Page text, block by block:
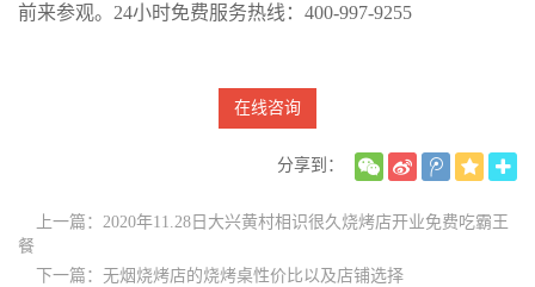
前来参观。24小时免费服务热线：400-997-9255
在线咨询
分享到：
上一篇：2020年11.28日大兴黄村相识很久烧烤店开业免费吃霸王
餐
下一篇：无烟烧烤店的烧烤桌性价比以及店铺选择